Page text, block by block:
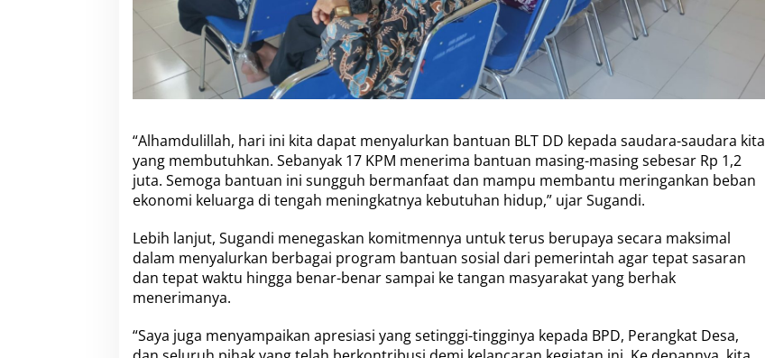
“Alhamdulillah, hari ini kita dapat menyalurkan bantuan BLT DD kepada saudara-saudara kita
yang membutuhkan. Sebanyak 17 KPM menerima bantuan masing-masing sebesar Rp 1,2
juta. Semoga bantuan ini sungguh bermanfaat dan mampu membantu meringankan beban
ekonomi keluarga di tengah meningkatnya kebutuhan hidup,” ujar Sugandi.
Lebih lanjut, Sugandi menegaskan komitmennya untuk terus berupaya secara maksimal
dalam menyalurkan berbagai program bantuan sosial dari pemerintah agar tepat sasaran
dan tepat waktu hingga benar-benar sampai ke tangan masyarakat yang berhak
menerimanya.
“Saya juga menyampaikan apresiasi yang setinggi-tingginya kepada BPD, Perangkat Desa,